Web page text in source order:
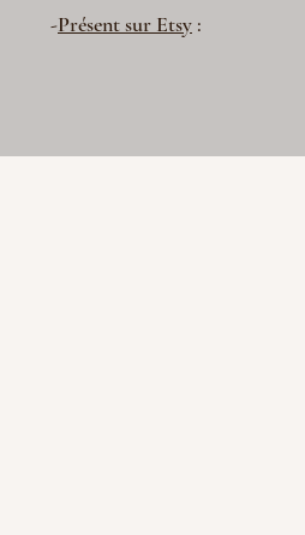
-Présent sur Etsy :